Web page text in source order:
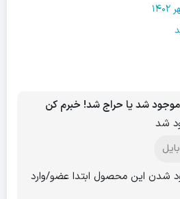
شد یا حراج شد! خبرم کن
شد
شدن این محصول ابتدا عضو/وارد